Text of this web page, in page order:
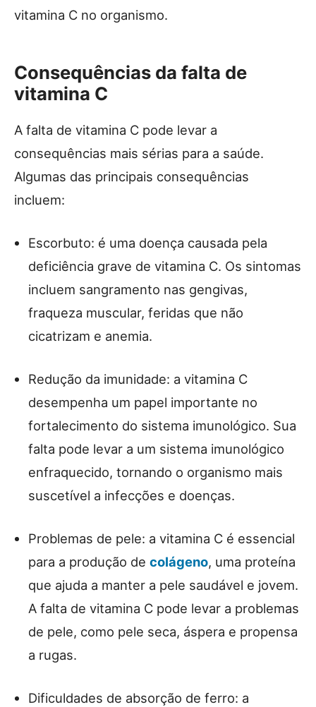
vitamina C no organismo.
Consequências da falta de
vitamina C
A falta de vitamina C pode levar a
consequências mais sérias para a saúde.
Algumas das principais consequências
incluem:
Escorbuto: é uma doença causada pela
deficiência grave de vitamina C. Os sintomas
incluem sangramento nas gengivas,
fraqueza muscular, feridas que não
cicatrizam e anemia.
Redução da imunidade: a vitamina C
desempenha um papel importante no
fortalecimento do sistema imunológico. Sua
falta pode levar a um sistema imunológico
enfraquecido, tornando o organismo mais
suscetível a infecções e doenças.
Problemas de pele: a vitamina C é essencial
para a produção de colágeno, uma proteína
que ajuda a manter a pele saudável e jovem.
A falta de vitamina C pode levar a problemas
de pele, como pele seca, áspera e propensa
a rugas.
Dificuldades de absorção de ferro: a